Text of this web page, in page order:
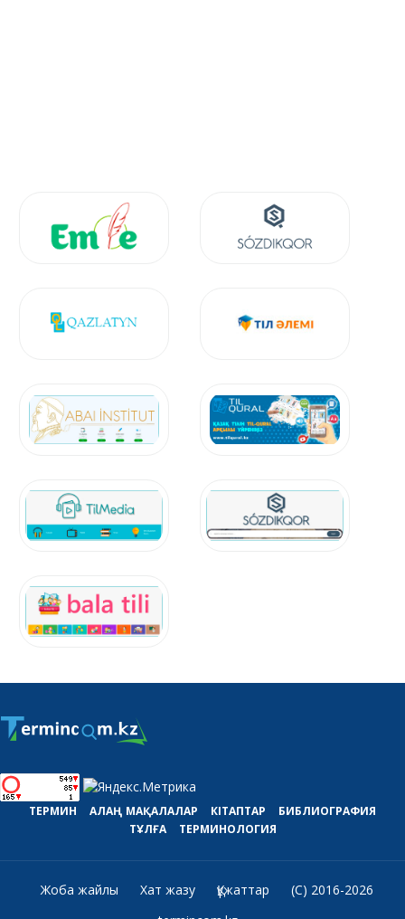
ТЕРМИН АЛАҢ МАҚАЛАЛАР КІТАПТАР
БИБЛИОГРАФИЯ
ТҰЛҒА
ТЕРМИНОЛОГИЯ
Жоба жайлы Хат жазу Құжаттар
(C) 2016-2026